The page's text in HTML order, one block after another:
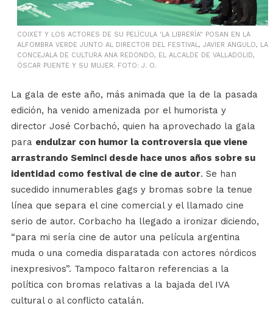
COIXET Y LOS ACTORES DE SU PELÍCULA 'LA LIBRERÍA" POSAN EN LA
ALFOMBRA VERDE JUNTO AL DIRECTOR DEL FESTIVAL, JAVIER ANGULO, LA
CONCEJALA DE CULTURA ANA REDONDO, EL ALCALDE DE VALLADOLID,
ÓSCAR PUENTE Y SU MUJER. FOTO: J. O.
La gala de este año, más animada que la de la pasada
edición, ha venido amenizada por el humorista y
director José Corbachó, quien ha aprovechado la gala
para endulzar con humor la controversia que viene
arrastrando Seminci desde hace unos años sobre su
identidad como festival de cine de autor. Se han
sucedido innumerables gags y bromas sobre la tenue
línea que separa el cine comercial y el llamado cine
serio de autor. Corbacho ha llegado a ironizar diciendo,
“para mi sería cine de autor una película argentina
muda o una comedia disparatada con actores nórdicos
inexpresivos”. Tampoco faltaron referencias a la
política con bromas relativas a la bajada del IVA
cultural o al conflicto catalán.